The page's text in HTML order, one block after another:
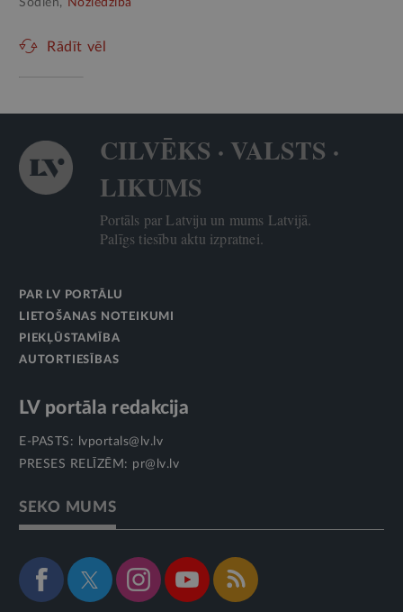
Rādīt vēl
CILVĒKS · VALSTS ·
LIKUMS
Portāls par Latviju un mums Latvijā.
Palīgs tiesību aktu izpratnei.
PAR LV PORTĀLU
LIETOŠANAS NOTEIKUMI
PIEKĻŪSTAMĪBA
AUTORTIESĪBAS
LV portāla redakcija
E-PASTS:
lvportals@lv.lv
PRESES RELĪZĒM: pr@lv.lv
SEKO MUMS